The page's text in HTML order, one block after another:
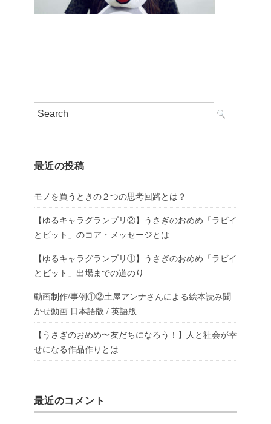
最近の投稿
モノを買うときの２つの思考回路とは？
【ゆるキャラグランプリ②】うさぎのおめめ「ラビイ
とビット」のコア・メッセージとは
【ゆるキャラグランプリ①】うさぎのおめめ「ラビイ
とビット」出場までの道のり
動画制作/事例①②土屋アンナさんによる絵本読み聞
かせ動画 日本語版 / 英語版
【うさぎのおめめ〜友だちになろう！】人と社会が幸
せになる作品作りとは
最近のコメント